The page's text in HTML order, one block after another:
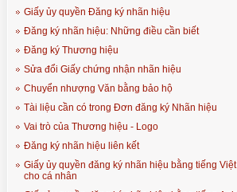
Giấy ủy quyền Đăng ký nhãn hiệu
Đăng ký nhãn hiệu: Những điều cần biết
Đăng ký Thương hiệu
Sửa đổi Giấy chứng nhận nhãn hiệu
Chuyển nhượng Văn bằng bảo hộ
Tài liệu cần có trong Đơn đăng ký Nhãn hiệu
Vai trò của Thương hiệu - Logo
Đăng ký nhãn hiệu liên kết
Giấy ủy quyền đăng ký nhãn hiệu bằng tiếng Việt
cho cá nhân